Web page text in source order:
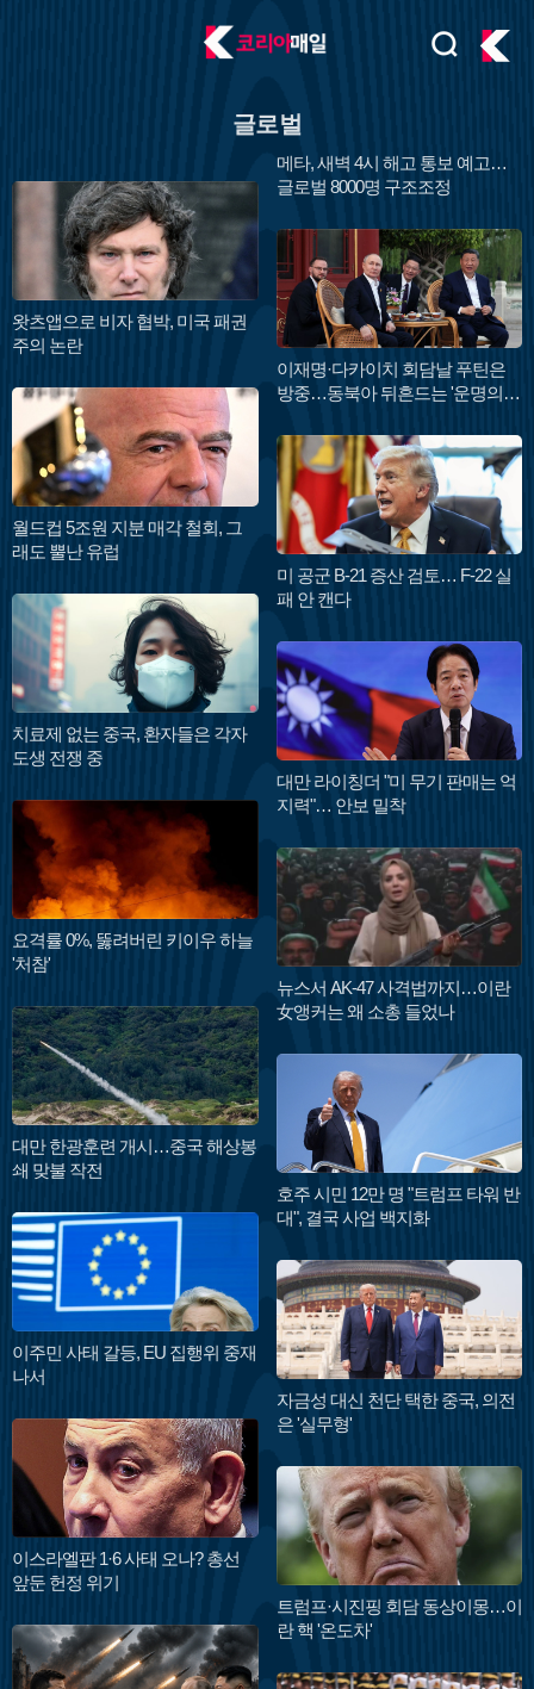
검
주
펼
기
글로벌
왓츠앱으로 비자 협박, 미국 패권
주의 논란
월드컵 5조원 지분 매각 철회, 그
래도 뿔난 유럽
치료제 없는 중국, 환자들은 각자
도생 전쟁 중
요격률 0%, 뚫려버린 키이우 하늘
'처참'
대만 한광훈련 개시…중국 해상봉
쇄 맞불 작전
이주민 사태 갈등, EU 집행위 중재
나서
이스라엘판 1·6 사태 오나? 총선
앞둔 헌정 위기
메타, 새벽 4시 해고 통보 예고…
글로벌 8000명 구조조정
이재명·다카이치 회담날 푸틴은
방중…동북아 뒤흔드는 '운명의 1
미 공군 B-21 증산 검토… F-22 실
패 안 캔다
대만 라이칭더 "미 무기 판매는 억
지력"… 안보 밀착
뉴스서 AK-47 사격법까지…이란
女앵커는 왜 소총 들었나
호주 시민 12만 명 "트럼프 타워 반
대", 결국 사업 백지화
자금성 대신 천단 택한 중국, 의전
은 '실무형'
트럼프·시진핑 회담 동상이몽…이
란 핵 '온도차'